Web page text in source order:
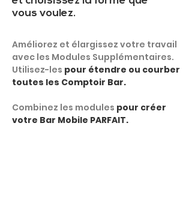
vous voulez.
Améliorez et élargissez votre travail
avec les Modules Supplémentaires.
Utilisez-les pour étendre ou courber
toutes les Comptoir Bar.
Combinez les modules pour créer
votre Bar Mobile PARFAIT.